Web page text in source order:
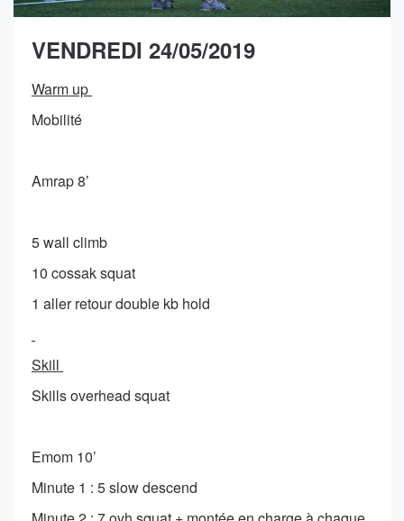
VENDREDI 24/05/2019
Warm up
Mobilité
Amrap 8’
5 wall climb
10 cossak squat
1 aller retour double kb hold
Skill
Skills overhead squat
Emom 10’
Minute 1 : 5 slow descend